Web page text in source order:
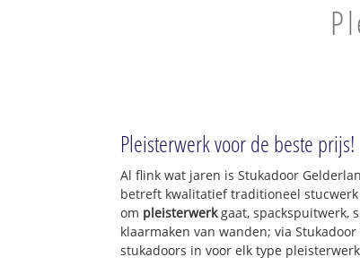
Pleisterwerk voor de beste prijs!
Al flink wat jaren is Stukadoor
betreft kwalitatief traditioneel
om pleisterwerkgaat, spackspuitwerk,
klaarmaken van wanden; via
stukadoors in voor elk type